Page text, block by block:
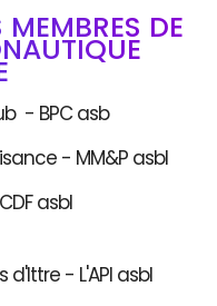
DE
- BPC asb
- MM&P asbl
- YCDF asbl
- L'API asbl